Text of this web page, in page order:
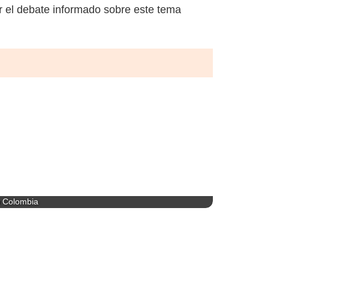
debate informado sobre este tema
Colombia